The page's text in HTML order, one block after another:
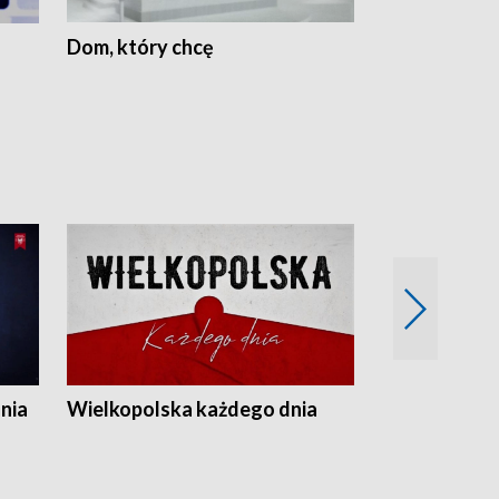
Dom, który chcę
Wielkopolska każdego dnia